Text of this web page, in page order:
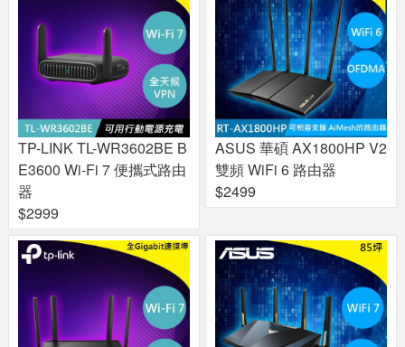
TP-LINK TL-WR3602BE B
E3600 Wi-Fi 7 便攜式路由
器
$2999
ASUS 華碩 AX1800HP V2
雙頻 WiFi 6 路由器
$2499